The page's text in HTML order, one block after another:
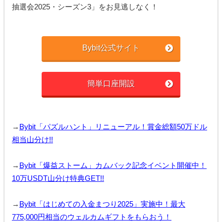
抽選会2025・シーズン3」をお見逃しなく！
Bybit公式サイト
簡単口座開設
→ Bybit「パズルハント」リニューアル！賞金総額50万ドル
相当山分け!!
→ Bybit「爆益ストーム」カムバック記念イベント開催中！
10万USDT山分け特典GET!!
→ Bybit「はじめての入金まつり2025」実施中！最大
775,000円相当のウェルカムギフトをもらおう！